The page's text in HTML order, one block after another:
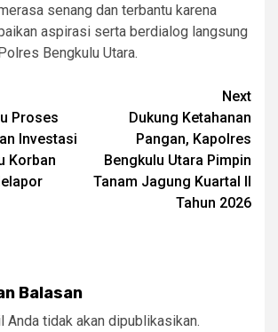
senang dan terbantu karena
aspirasi serta berdialog langsung
Bengkulu Utara.
Proses
Investasi
Korban
Next
Dukung Ketahanan
Pangan, Kapolres
Bengkulu Utara Pimpin
Tanam Jagung Kuartal II
Tahun 2026
Balasan
Anda tidak akan dipublikasikan.